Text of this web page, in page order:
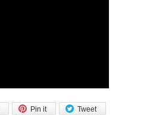
Tweet
Pin it